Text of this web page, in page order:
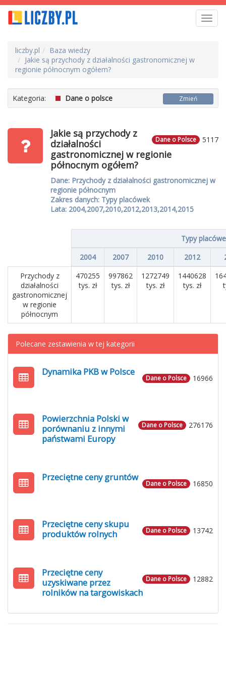
liczby.pl
Baza wiedzy
Jakie są przychody z działalności gastronomicznej w
regionie północnym ogółem?
Kategoria: Dane o polsce Zmień
5117
Dane o Polsce
Jakie są przychody z
działalności
gastronomicznej w regionie
północnym ogółem?
Dane: Przychody z działalności gastronomicznej w
regionie północnym
Zakres danych: Typy placówek
Lata: 2004,2007,2010,2012,2013,2014,2015
Typy
2004
2007 2010 2012
Przychody z
działalności
gastronomicznej
w regionie
północnym
470255
tys. zł
997862
tys. zł
1272749
tys. zł
1440628
tys. zł
Polecane zestawienia w tej kategorii
16966
Dane o Polsce
Dynamika PKB w Polsce
276176
Dane o Polsce
Powierzchnia Polski w
porównaniu z innymi
państwami Europy
16850
Dane o Polsce
Przeciętne ceny gruntów
13742
Dane o Polsce
Przeciętne ceny skupu
produktów rolnych
12882
Dane o Polsce
Przeciętne ceny
uzyskiwane przez
rolników na targowiskach